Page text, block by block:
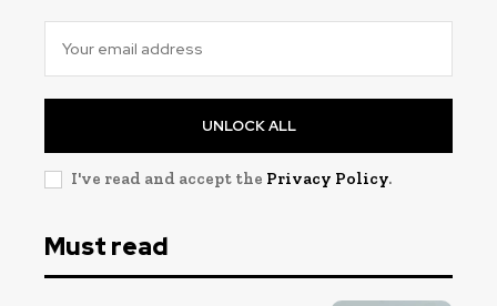
UNLOCK ALL
I've read and accept the Privacy Policy.
Must read